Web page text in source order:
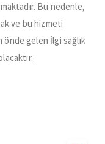
Bu nedenle,
ve bu hizmeti
gelen İlgi sağlık